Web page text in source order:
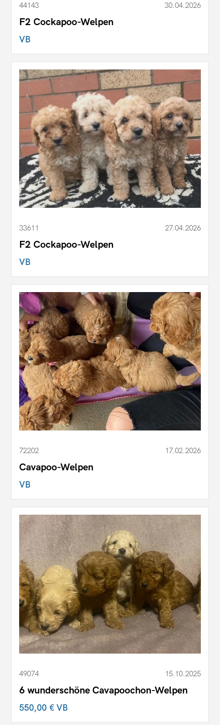
44143 30.04.2026
F2 Cockapoo-Welpen
VB
33611 27.04.2026
F2 Cockapoo-Welpen
VB
72202 17.02.2026
Cavapoo-Welpen
VB
49074 15.10.2025
6 wunderschöne Cavapoochon-Welpen
550,00 €VB